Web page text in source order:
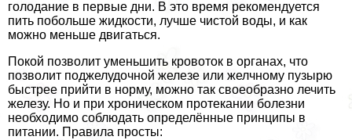
голодание в первые дни. В это время рекомендуется
пить побольше жидкости, лучше чистой воды, и как
можно меньше двигаться.
Покой позволит уменьшить кровоток в органах, что
позволит поджелудочной железе или желчному пузырю
быстрее прийти в норму, можно так своеобразно лечить
железу. Но и при хроническом протекании болезни
необходимо соблюдать определённые принципы в
питании. Правила просты: